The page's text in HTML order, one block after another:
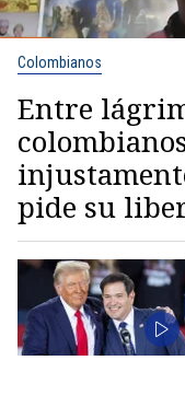
Colombianos
Entre
pide su